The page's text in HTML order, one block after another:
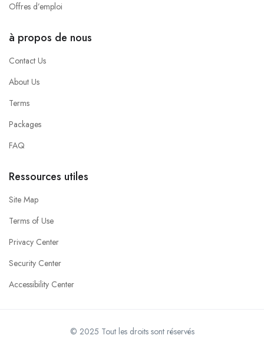
Offres d’emploi
à propos de nous
Contact Us
About Us
Terms
Packages
FAQ
Ressources utiles
Site Map
Terms of Use
Privacy Center
Security Center
Accessibility Center
© 2025 Tout les droits sont réservés